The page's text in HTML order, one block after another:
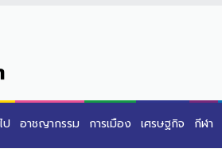
ป อาชญากรรม การเมือง เศรษฐกิจ กีฬา